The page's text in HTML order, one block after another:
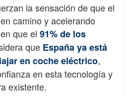
la sensación de que el
camino y acelerando
que el 91% de los
que España ya está
en coche eléctrico,
en esta tecnología y
existente.